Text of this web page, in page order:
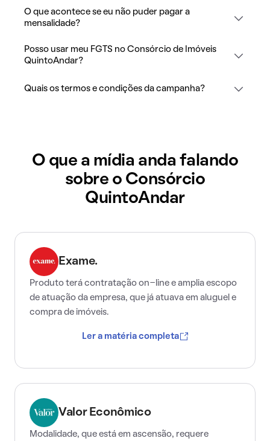
O que acontece se eu não puder pagar a
mensalidade?
Posso usar meu FGTS no Consórcio de Imóveis
QuintoAndar?
Quais os termos e condições da campanha?
O que a mídia anda falando
sobre o Consórcio
QuintoAndar
Exame.
Produto terá contratação on-line e amplia escopo
de atuação da empresa, que já atuava em aluguel e
compra de imóveis.
Ler a matéria completa
Valor Econômico
Modalidade, que está em ascensão, requere